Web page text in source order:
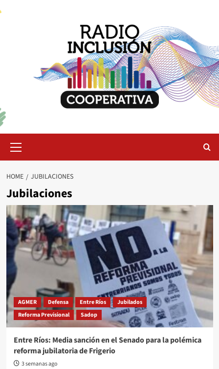
Menu
HOME JUBILACIONES
Jubilaciones
AGMER Defensa Entre Ríos
Jubilados
Reforma Previsional
Sadop
Entre Ríos: Media sanción en el Senado para la polémica
reforma jubilatoria de Frigerio
3 semanas ago